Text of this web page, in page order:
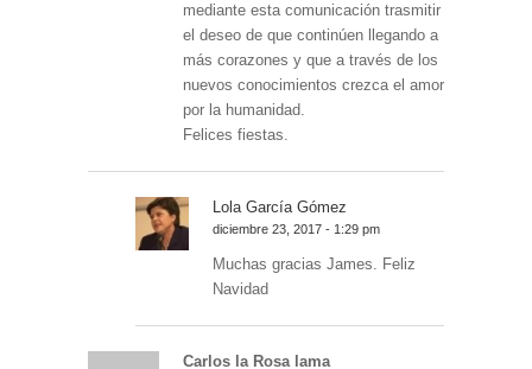
mediante esta comunicación trasmitir
el deseo de que continúen llegando a
más corazones y que a través de los
nuevos conocimientos crezca el amor
por la humanidad.
Felices fiestas.
Lola García Gómez
diciembre 23, 2017 - 1:29 pm
Muchas gracias James. Feliz
Navidad
Carlos la Rosa lama